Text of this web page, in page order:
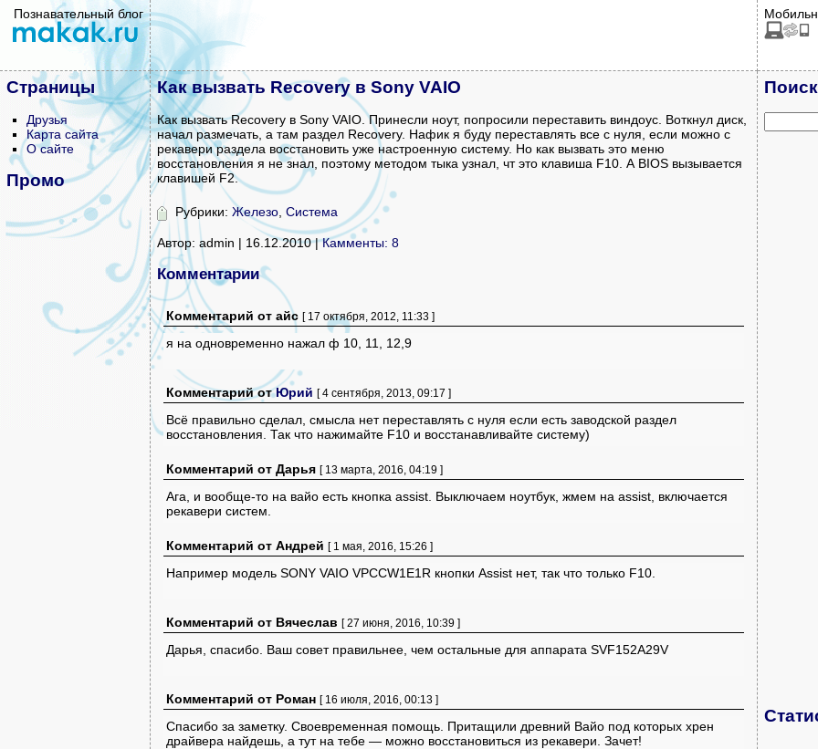
Познавательный блог
Страницы
Друзья
Карта сайта
О сайте
Промо
Как вызвать Recovery в Sony VAIO
Как вызвать Recovery в Sony VAIO. Принесли ноут, попросили переставить виндоус. Воткнул диск,
начал размечать, а там раздел Recovery. Нафик я буду переставлять все с нуля, если можно с
рекавери раздела восстановить уже настроенную систему. Но как вызвать это меню
восстановления я не знал, поэтому методом тыка узнал, чт это клавиша F10. А BIOS вызывается
клавишей F2.
Рубрики: Железо, Система
Автор: admin | 16.12.2010 |Камменты: 8
Комментарии
Комментарий от айс [ 17 октября, 2012, 11:33 ]
я на одновременно нажал ф 10, 11, 12,9
КомментарийотЮрий [ 4 сентября, 2013, 09:17 ]
Всё правильно сделал, смысла нет переставлять с нуля если есть заводской раздел
восстановления. Так что нажимайте F10 и восстанавливайте систему)
Комментарий от Дарья [ 13 марта, 2016, 04:19 ]
Ага, и вообще-то на вайо есть кнопка assist. Выключаем ноутбук, жмем на assist, включается
рекавери систем.
Комментарий от Андрей [ 1 мая, 2016, 15:26 ]
Например модель SONY VAIO VPCCW1E1R кнопки Assist нет, так что только F10.
Комментарий от Вячеслав [ 27 июня, 2016, 10:39 ]
Дарья, спасибо. Ваш совет правильнее, чем остальные для аппарата SVF152A29V
Комментарий от Роман [ 16 июля, 2016, 00:13 ]
Спасибо за заметку. Своевременная помощь. Притащили древний Вайо под которых хрен
драйвера найдешь, а тут на тебе — можно восстановиться из рекавери. Зачет!